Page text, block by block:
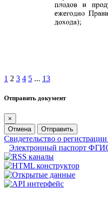
1 2 3 4 5 ... 13
Отправить документ
×
Отмена
Отправить
Свидетельство о
Электронный паспорт